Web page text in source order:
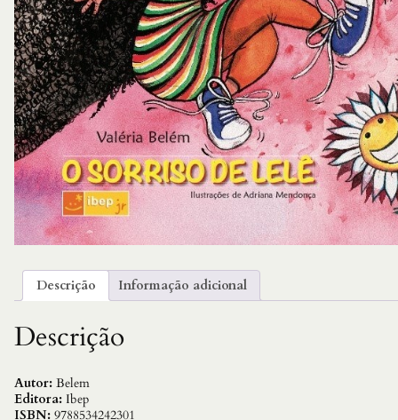
Descrição Informação adicional
Descrição
Autor: Belem
Editora: Ibep
ISBN: 9788534242301